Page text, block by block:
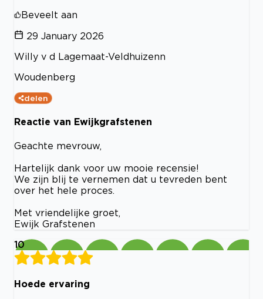
Beveelt aan
29 January 2026
Willy v d Lagemaat-Veldhuizenn
Woudenberg
delen
Reactie van Ewijkgrafstenen
Geachte mevrouw,
Hartelijk dank voor uw mooie recensie!
We zijn blij te vernemen dat u tevreden bent
over het hele proces.
Met vriendelijke groet,
Ewijk Grafstenen
10
Hoede ervaring